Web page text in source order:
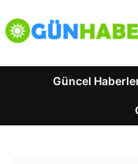
Güncel